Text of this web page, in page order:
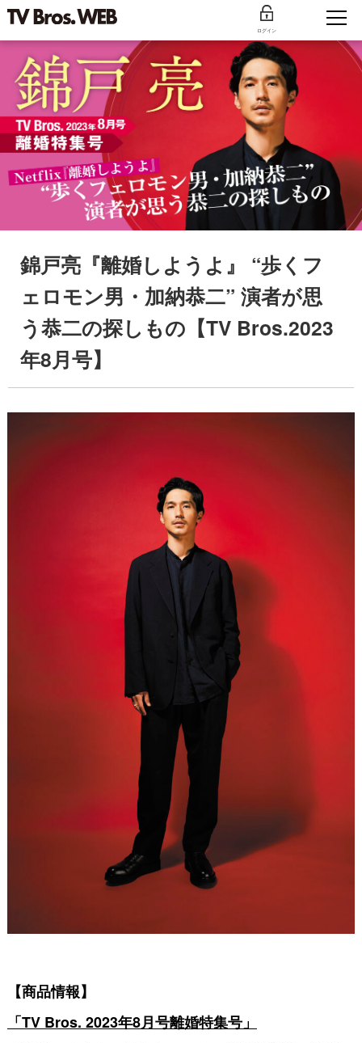
ログイン
錦戸亮『離婚しようよ』 “歩くフ
ェロモン男・加納恭二” 演者が思
う恭二の探しもの【TV Bros.2023
年8月号】
【商品情報】
「TV Bros. 2023年8月号離婚特集号」